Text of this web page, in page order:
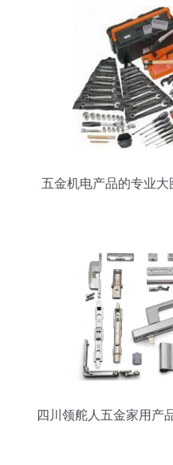
五金机电产品的专业
四川领舵人五金家用产